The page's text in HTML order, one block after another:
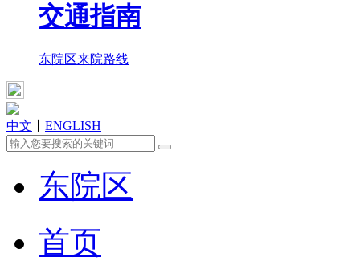
交通指南
东院区来院路线
中文 ENGLISH
东院区
首页